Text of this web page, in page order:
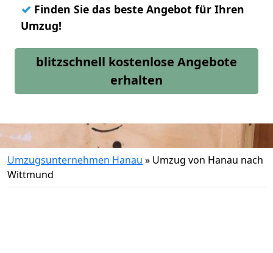
✓ Finden Sie das beste Angebot für Ihren
Umzug!
blitzschnell kostenlose Angebote
erhalten
Umzugsunternehmen Hanau » Umzug von Hanau nach
Wittmund